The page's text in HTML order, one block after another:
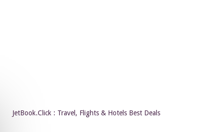
JetBook.Click : Travel, Flights & Hotels Best Deals